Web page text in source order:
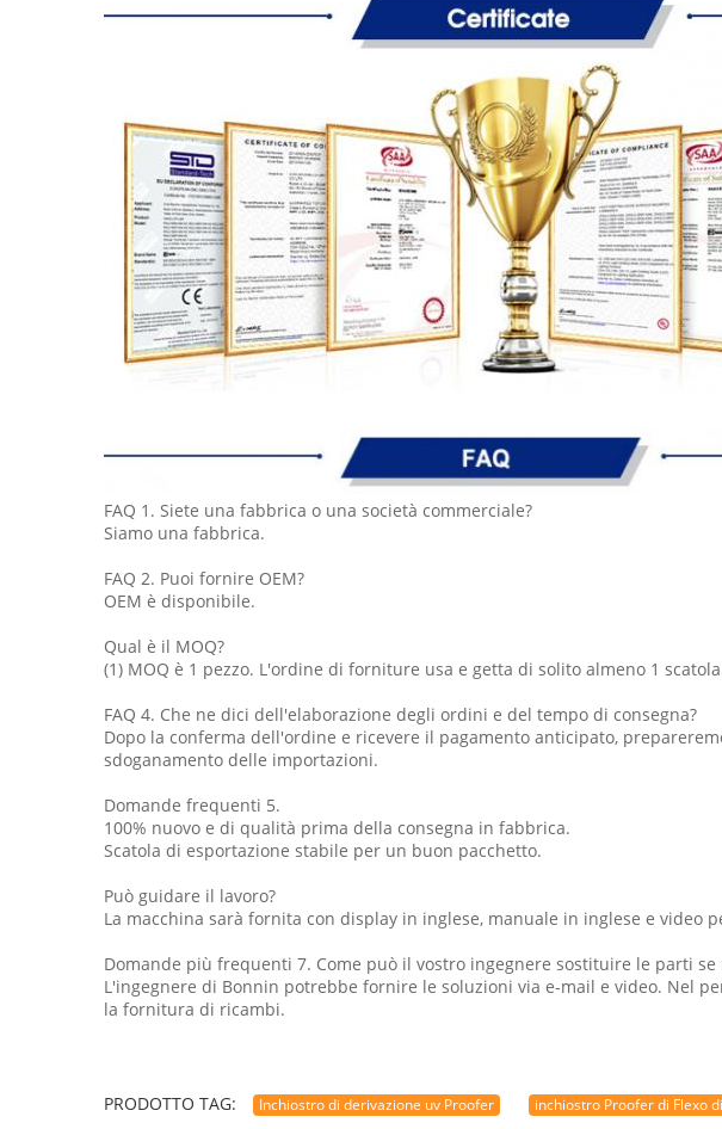
FAQ 1. Siete una fabbrica o una società commerciale?
Siamo una fabbrica.
FAQ 2. Puoi fornire OEM?
OEM è disponibile.
Qual è il MOQ?
(1) MOQ è 1 pezzo. L'ordine di forniture usa e getta di solito almeno 1
FAQ 4. Che ne dici dell'elaborazione degli ordini e del tempo di consegna?
Dopo la conferma dell'ordine e ricevere il pagamento anticipato,
sdoganamento delle importazioni.
Domande frequenti 5.
100% nuovo e di qualità prima della consegna in fabbrica.
Scatola di esportazione stabile per un buon pacchetto.
Può guidare il lavoro?
La macchina sarà fornita con display in inglese, manuale in inglese e video
Domande più frequenti 7. Come può il vostro ingegnere sostituire le parti se
L'ingegnere di Bonnin potrebbe fornire le soluzioni via e-mail e video. Nel
la fornitura di ricambi.
PRODOTTO TAG: Inchiostro di derivazione uv Proofer inchiostro Proofer di Flexo